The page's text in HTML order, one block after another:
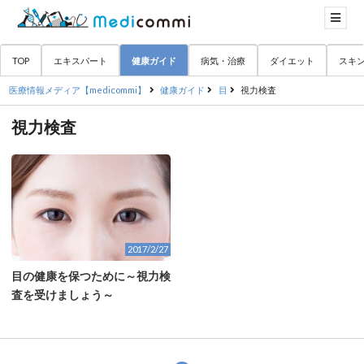
TOP エキスパート 健康ガイド 病気・治療 ダイエット スキ
医療情報メディア【medicommi】 健康ガイド 目 視力検査
視力検査
2017/2/27
目の健康を保つために～視力検
査を受けましょう～